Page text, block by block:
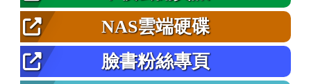
NAS雲端硬碟
臉書粉絲專頁